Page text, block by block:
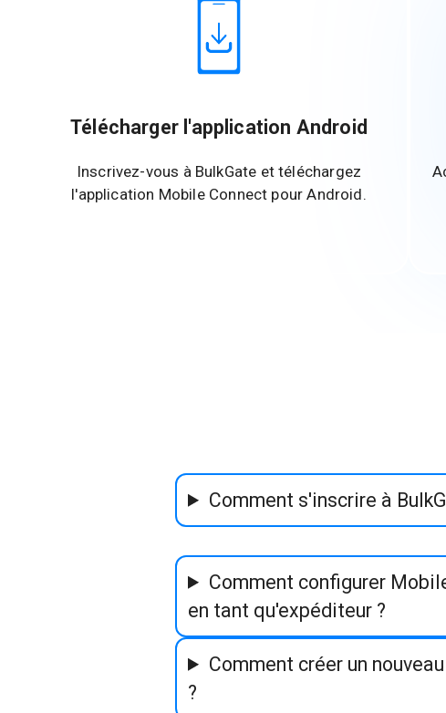
Télécharger l'application Android
Inscrivez-vous à BulkGate et téléchargez
l'application Mobile Connect pour Android.
Comment s'inscrire à
Comment configurer
en tant qu'expéditeur ?
Comment créer un
?